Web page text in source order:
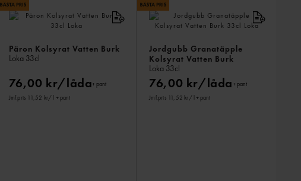
Päron Kolsyrat Vatten Burk
Loka 33cl
76,00 kr/låda+ pant
Jmf.pris 11,52 kr/ l + pant
Jordgubb Granatäpple
Kolsyrat Vatten Burk
Loka 33cl
76,00 kr/låda+ pant
Jmf.pris 11,52 kr/ l + pant